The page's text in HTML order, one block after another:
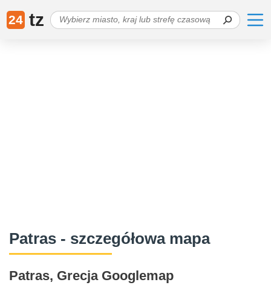
24 tz
Patras - szczegółowa mapa
Patras, Grecja Googlemap